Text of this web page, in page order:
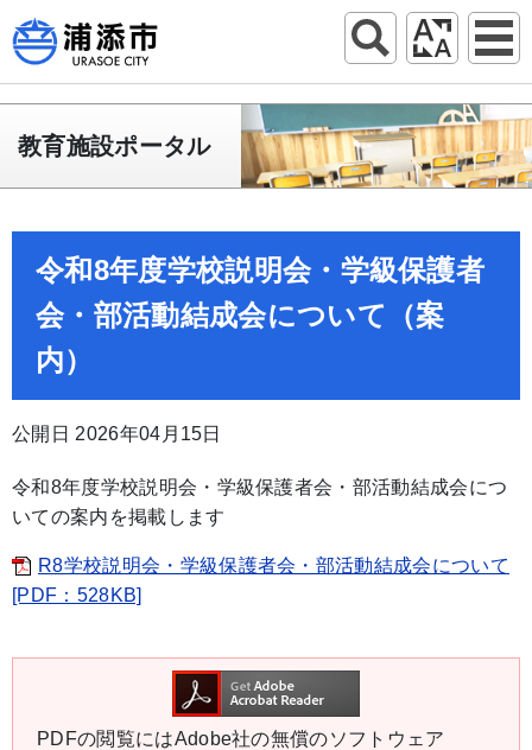
教育施設ポータル
令和8年度学校説明会・学級保護者
会・部活動結成会について（案
内）
公開日 2026年04月15日
令和8年度学校説明会・学級保護者会・部活動結成会につ
いての案内を掲載します
R8学校説明会・学級保護者会・部活動結成会について
[PDF：528KB]
PDFの閲覧にはAdobe社の無償のソフトウェア